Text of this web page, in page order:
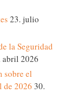
23. julio
la Seguridad
abril 2026
sobre el
de 2026 30.